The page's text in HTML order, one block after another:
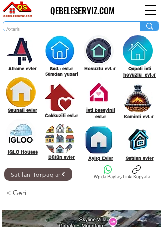
QEBELESERVIZ.COM
Aframe evler
Saunali evlər
IGLO Houses
Sadə evlər
50mdan yuxari
Cakkuzili evlər
Bütün evlər
Hovuzlu evlər
İsti baseyinli
evlər
Aylıq Evlər
Qapali isti
hovuzlu evlər
Kaminli evlər
Satılan evlər
Wp da PaylaşLinki Kopyala
Satılan Torpaqlar
< Geri